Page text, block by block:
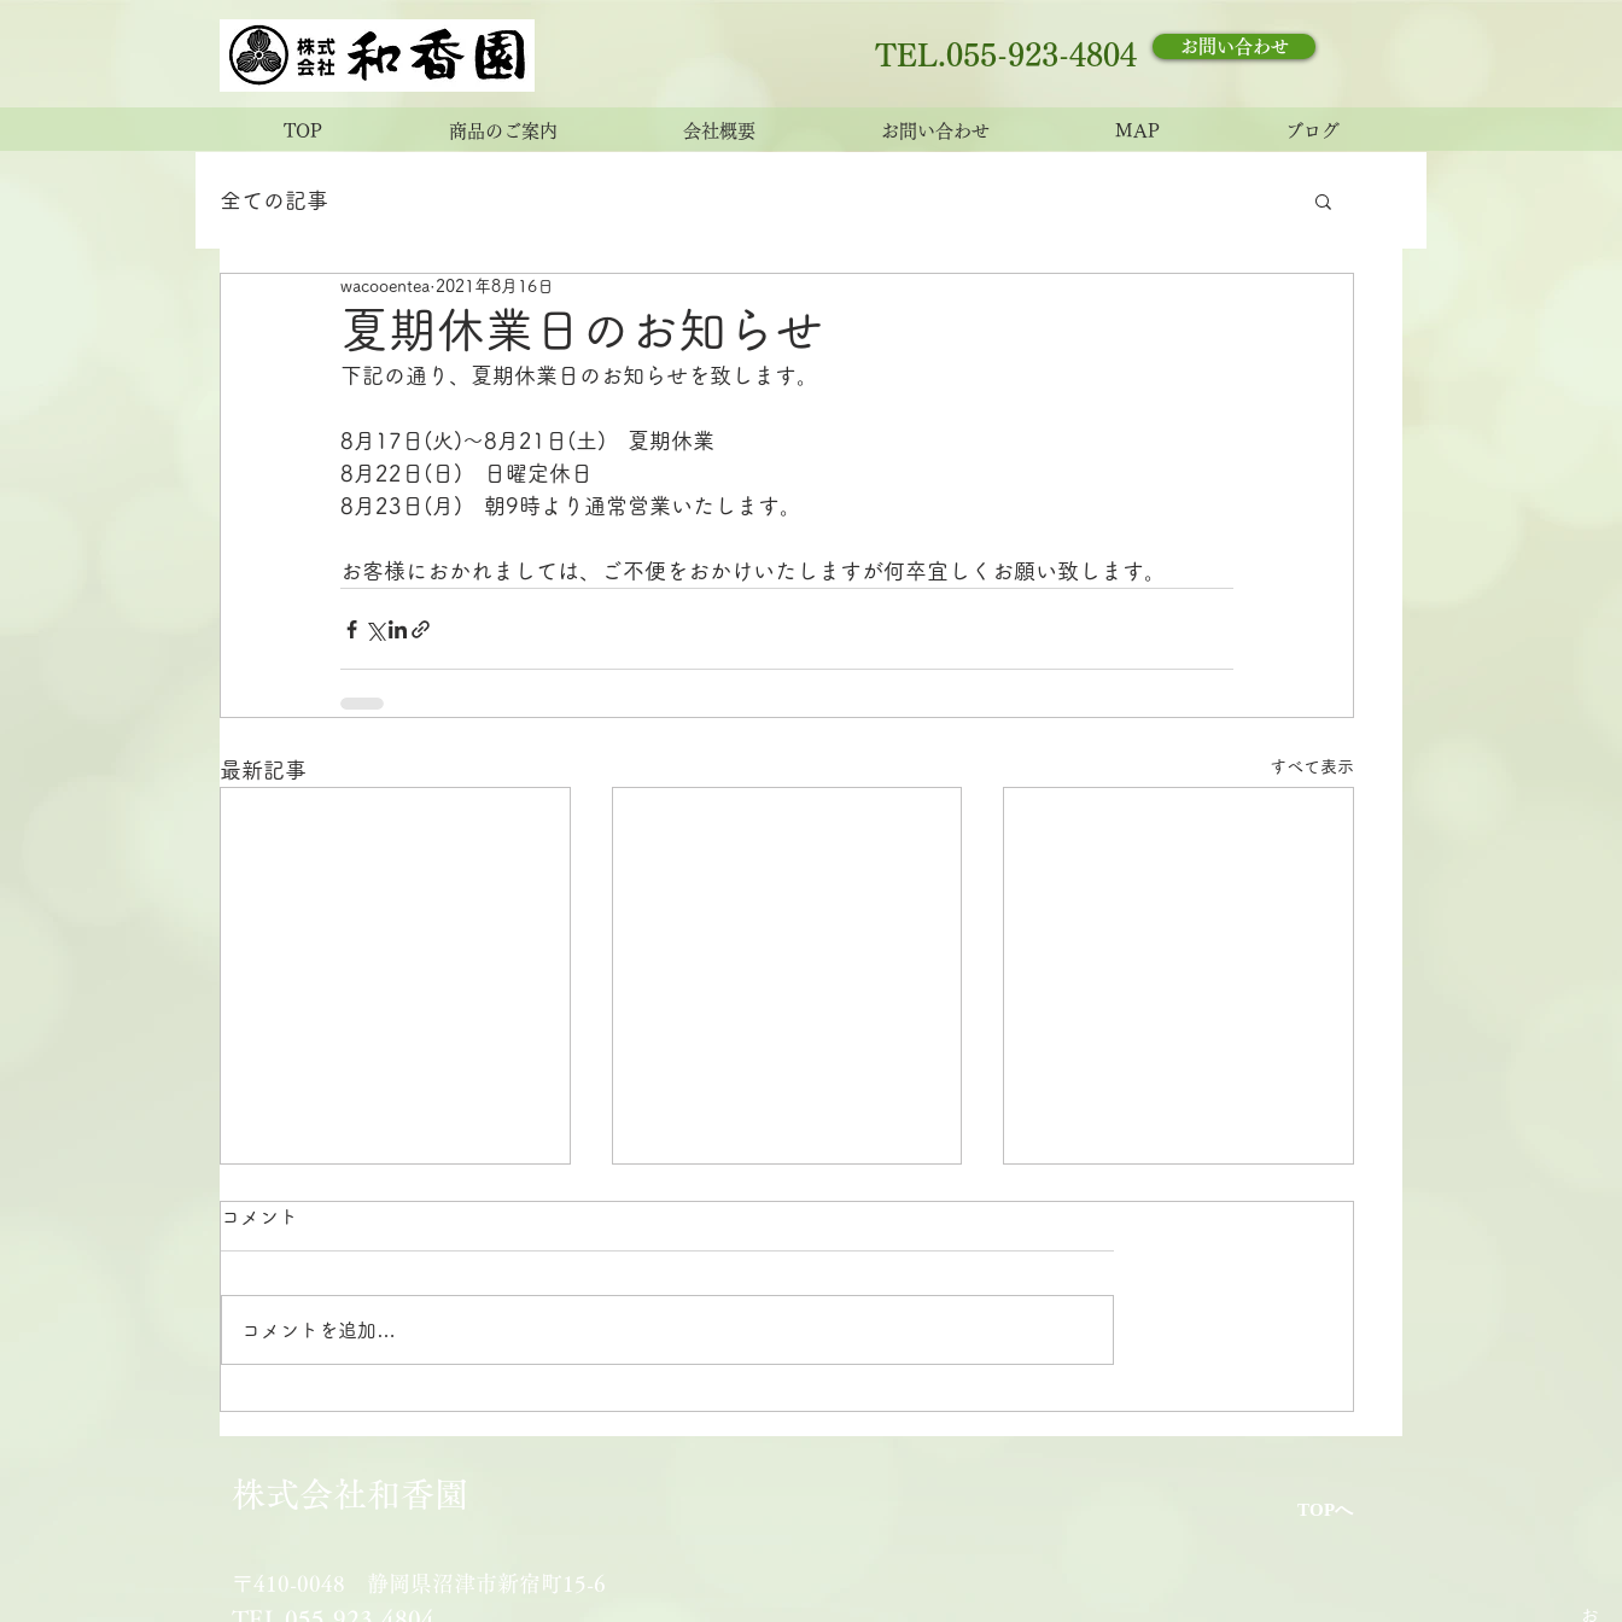
TEL.055-923-4804 お問い合わせ
TOP 商品のご案内 会社概要 お問い合わせ MAP ブログ
全ての記事
夏期休業日のお知らせ
wacooentea 2021年8月16日
下記の通り、夏期休業日のお知らせを致します。
8月17日(火)～8月21日(土)　夏期休業
8月22日(日)　日曜定休日
8月23日(月)　朝9時より通常営業いたします。
お客様におかれましては、ご不便をおかけいたしますが何卒宜しくお願い致します。
最新記事 すべて表示
【2026和香園】夏季営業の
【夏の静岡茶ギフト】心と体
コメント
コメントを追加…
お
株式会社和香園 TOPへ
〒410-0048 静岡県沼津市新宿町15-6